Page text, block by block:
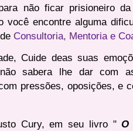
não ficar prisioneiro
você encontre alguma
Consultoria, Mentoria e
Cuide deas suas
sabera lhe dar com
pressões, oposições, e
Cury, em seu livro "O